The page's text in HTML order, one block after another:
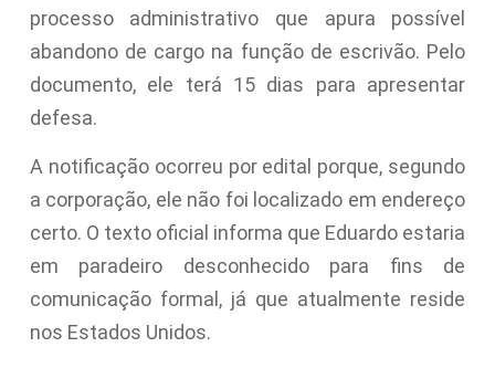
processo administrativo que apura possível
abandono de cargo na função de escrivão. Pelo
documento, ele terá 15 dias para apresentar
defesa.
A notificação ocorreu por edital porque, segundo
a corporação, ele não foi localizado em endereço
certo. O texto oficial informa que Eduardo estaria
em paradeiro desconhecido para fins de
comunicação formal, já que atualmente reside
nos Estados Unidos.